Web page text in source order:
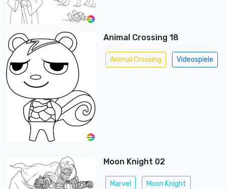
Animal Crossing 18
Animal Crossing Videospiele
Moon Knight 02
Marvel Moon Knight